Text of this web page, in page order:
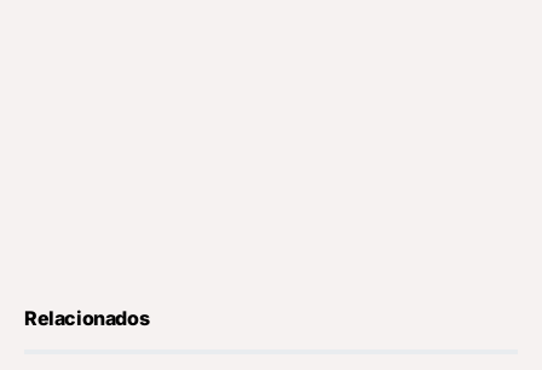
Relacionados